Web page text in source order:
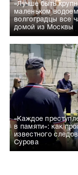
«Лучше быть
маленьком
волгоградцы все
домой из Москвы
«Каждое
в памяти»: как
известного
Сурова